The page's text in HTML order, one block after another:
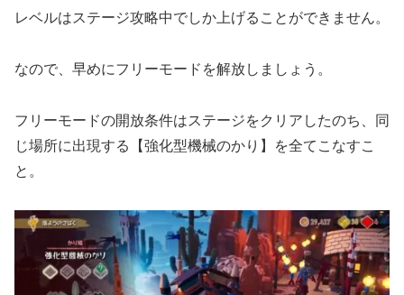
レベルはステージ攻略中でしか上げることができません。
なので、早めにフリーモードを解放しましょう。
フリーモードの開放条件はステージをクリアしたのち、同
じ場所に出現する【強化型機械のかり】を全てこなすこ
と。